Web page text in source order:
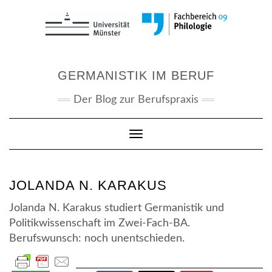
GERMANISTIK IM BERUF
Der Blog zur Berufspraxis
Toggle Navigation
JOLANDA N. KARAKUS
Jolanda N. Karakus studiert Germanistik und
Politikwissenschaft im Zwei-Fach-BA.
Berufswunsch: noch unentschieden.